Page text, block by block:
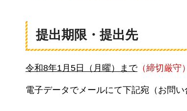
提出期限・提出先
令和8年1月5日（月曜）まで（締切厳守）
電子データでメールにて下記宛（お問い